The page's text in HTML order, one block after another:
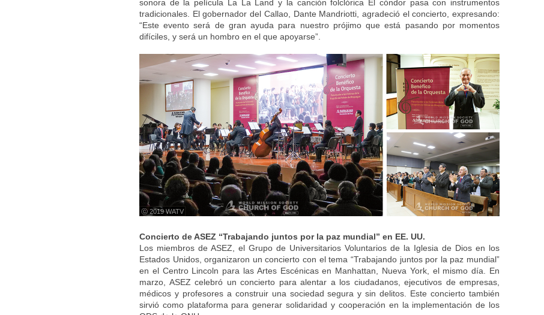
sonora de la película La La Land y la canción folclórica El cóndor pasa con instrumentos
tradicionales. El gobernador del Callao, Dante Mandriotti, agradeció el concierto, expresando:
“Este evento será de gran ayuda para nuestro prójimo que está pasando por momentos
difíciles, y será un hombro en el que apoyarse”.
ⓒ 2019 WATV
Concierto de ASEZ “Trabajando juntos por la paz mundial” en EE. UU.
Los miembros de ASEZ, el Grupo de Universitarios Voluntarios de la Iglesia de Dios en los
Estados Unidos, organizaron un concierto con el tema “Trabajando juntos por la paz mundial”
en el Centro Lincoln para las Artes Escénicas en Manhattan, Nueva York, el mismo día. En
marzo, ASEZ celebró un concierto para alentar a los ciudadanos, ejecutivos de empresas,
médicos y profesores a construir una sociedad segura y sin delitos. Este concierto también
sirvió como plataforma para generar solidaridad y cooperación en la implementación de los